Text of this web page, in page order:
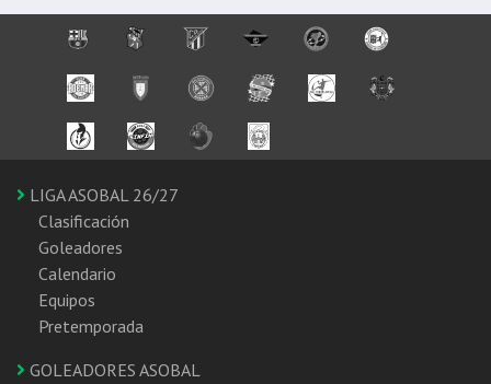
LIGA ASOBAL 26/27
Clasificación
Goleadores
Calendario
Equipos
Pretemporada
GOLEADORES ASOBAL